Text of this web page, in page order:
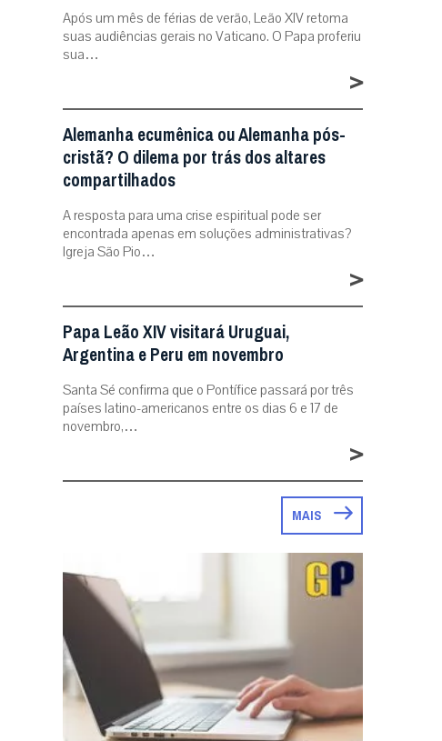
Após um mês de férias de verão, Leão XIV retoma
suas audiências gerais no Vaticano. O Papa proferiu
sua…
>
Alemanha ecumênica ou Alemanha pós-
cristã? O dilema por trás dos altares
compartilhados
A resposta para uma crise espiritual pode ser
encontrada apenas em soluções administrativas?
Igreja São Pio…
>
Papa Leão XIV visitará Uruguai,
Argentina e Peru em novembro
Santa Sé confirma que o Pontífice passará por três
países latino-americanos entre os dias 6 e 17 de
novembro,…
>
MAIS